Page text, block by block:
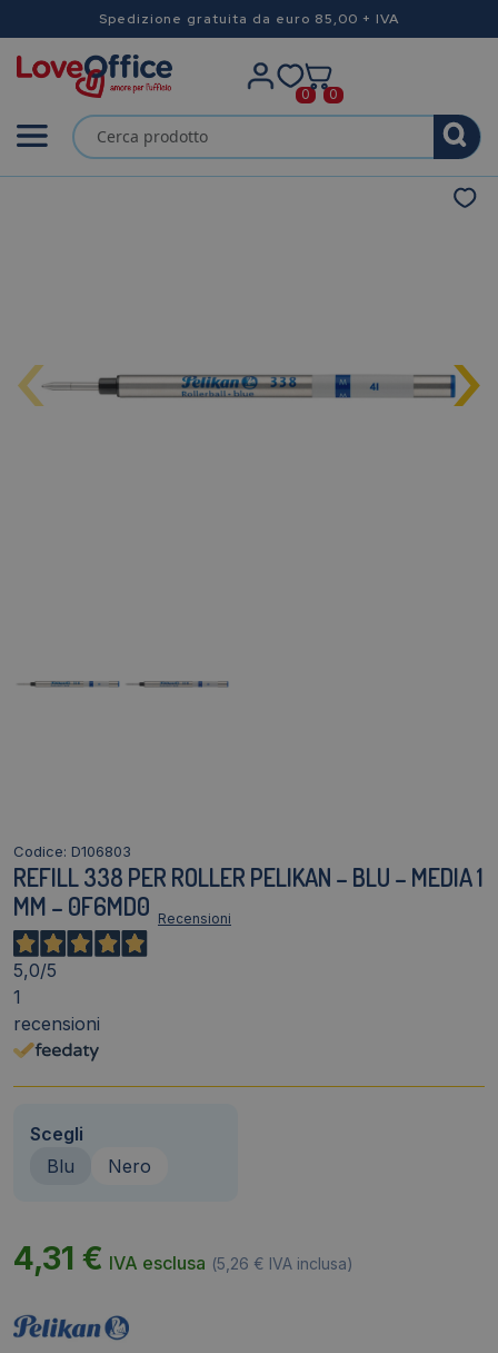
Spedizione gratuita da euro 85,00 + IVA
0 0
‹ ›
Codice: D106803
REFILL 338 PER ROLLER PELIKAN – BLU – MEDIA 1
MM – 0F6MD0
5,0/5
1
recensioni
Scegli
Blu
Nero
4,31 € IVA esclusa (5,26 € IVA inclusa)